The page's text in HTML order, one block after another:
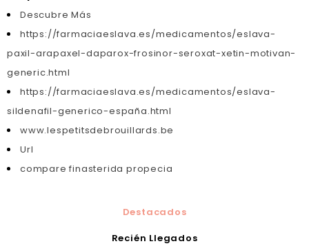
Descubre Más
https://farmaciaeslava.es/medicamentos/eslava-
paxil-arapaxel-daparox-frosinor-seroxat-xetin-motivan-
generic.html
https://farmaciaeslava.es/medicamentos/eslava-
sildenafil-generico-españa.html
www.lespetitsdebrouillards.be
Url
compare finasterida propecia
Destacados
Recién Llegados